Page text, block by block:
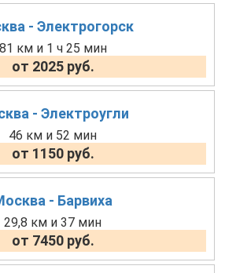
- Электрогорск
81 км и 1 ч 25 мин
от 2025 руб.
- Электроугли
46 км и 52 мин
от 1150 руб.
- Барвиха
29,8 км и 37 мин
от 7450 руб.